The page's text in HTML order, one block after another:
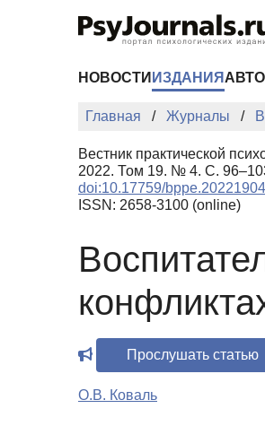
НОВОСТИ ИЗДАНИЯ
Главная Журналы
Вестник практической
2022. Том 19. № 4. С.
doi:10.17759/
ISSN: 2658-3100 (online)
Прослушать статью
О.В. Коваль